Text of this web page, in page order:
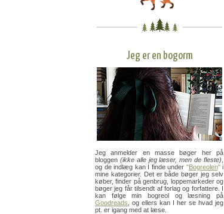
Jeg er en bogorm
Jeg anmelder en masse bøger her på
bloggen (ikke alle jeg læser, men de fleste)
og de indlæg kan I finde under "Bogreolen"i
mine kategorier. Det er både bøger jeg selv
køber, finder på genbrug, loppemarkeder og
bøger jeg får tilsendt af forlag og forfattere. I
kan følge min bogreol og læsning på
Goodreads , og ellers kan I her se hvad jeg
pt. er igang med at læse.